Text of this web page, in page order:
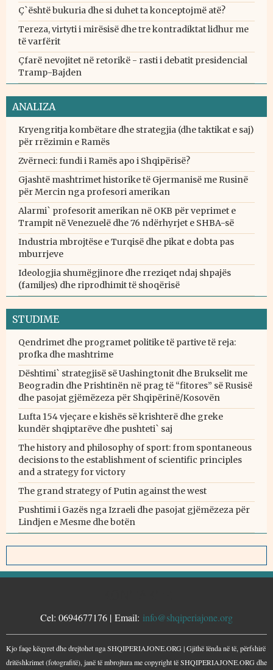
Ç`është bukuria dhe si duhet ta konceptojmë atë?
Tereza, virtyti i mirësisë dhe tre kontradiktat lidhur me
të varfërit
Çfarë nevojitet në retorikë - rasti i debatit presidencial
Tramp-Bajden
ANALIZA
Kryengritja kombëtare dhe strategjia (dhe taktikat e saj)
për rrëzimin e Ramës
Zvërneci: fundi i Ramës apo i Shqipërisë?
Gjashtë mashtrimet historike të Gjermanisë me Rusinë
për Mercin nga profesori amerikan
Alarmi` profesorit amerikan në OKB për veprimet e
Trampit në Venezuelë dhe 76 ndërhyrjet e SHBA-së
Industria mbrojtëse e Turqisë dhe pikat e dobta pas
mburrjeve
Ideologjia shumëgjinore dhe rreziqet ndaj shpajës
(familjes) dhe riprodhimit të shoqërisë
STUDIME
Qendrimet dhe programet politike të partive të reja:
profka dhe mashtrime
Dështimi` strategjisë së Uashingtonit dhe Brukselit me
Beogradin dhe Prishtinën në prag të “fitores” së Rusisë
dhe pasojat gjëmëzeza për Shqipërinë/Kosovën
Lufta 154 vjeçare e kishës së krishterë dhe greke
kundër shqiptarëve dhe pushteti` saj
The history and philosophy of sport: from spontaneous
decisions to the establishment of scientific principles
and a strategy for victory
The grand strategy of Putin against the west
Pushtimi i Gazës nga Izraeli dhe pasojat gjëmëzeza për
Lindjen e Mesme dhe botën
Cel: 0694677176 | Email: info@shqiperiajone.org
Kjo faqe këqyret dhe drejtohet nga SHQIPERIAJONE.ORG | Gjithë lënda në të, përfshirë
dritëshkrimet (fotografitë), janë të mbrojtura me copyright të SHQIPERIAJONE.ORG dhe